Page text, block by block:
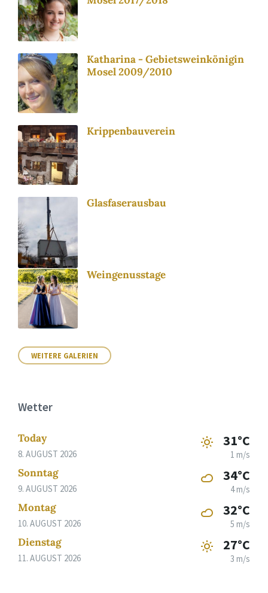
Katharina - Gebietsweinkönigin
Mosel 2009/2010
Krippenbauverein
Glasfaserausbau
Weingenusstage
WEITERE GALERIEN
Wetter
Today
8. AUGUST 2026
31°C
1 m/s
Sonntag
9. AUGUST 2026
34°C
4 m/s
Montag
10. AUGUST 2026
32°C
5 m/s
Dienstag
11. AUGUST 2026
27°C
3 m/s